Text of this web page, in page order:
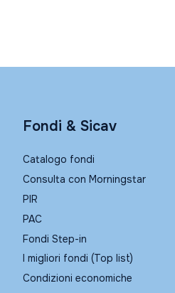
Fondi & Sicav
Catalogo fondi
Consulta con Morningstar
PIR
PAC
Fondi Step-in
I migliori fondi (Top list)
Condizioni economiche